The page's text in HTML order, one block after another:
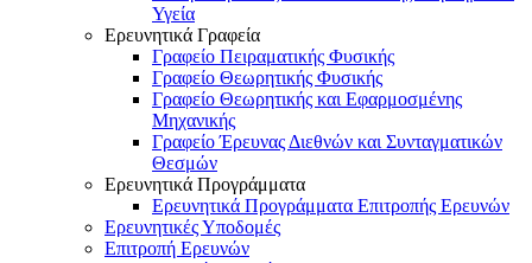
Υγεία
Ερευνητικά Γραφεία
Γραφείο Πειραματικής Φυσικής
Γραφείο Θεωρητικής Φυσικής
Γραφείο Θεωρητικής και Εφαρμοσμένης
Μηχανικής
Γραφείο Έρευνας Διεθνών και Συνταγματικών
Θεσμών
Ερευνητικά Προγράμματα
Ερευνητικά Προγράμματα Επιτροπής Ερευνών
Ερευνητικές Υποδομές
Επιτροπή Ερευνών